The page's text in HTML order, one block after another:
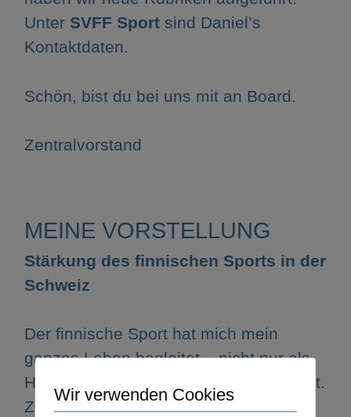
Unter SVFF Sport sind Daniel’s
Kontaktdaten.
Schön, bist du bei uns mit an Board.
Zentralvorstand
MEINE VORSTELLUNG
Stärkung des finnischen Sports in der
Schweiz
Der finnische Sport hat mich mein
ganzes Leben begleitet – nicht nur als
Hobby, sondern als Teil meiner Identität.
Zu sehen, wie Pesäpallo, Mölkky,
Wir verwenden Cookies